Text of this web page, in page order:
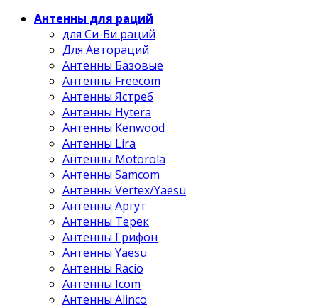
Антенны для раций
для Си-Би раций
Для Автораций
Антенны Базовые
Антенны Freecom
Антенны Ястреб
Антенны Hytera
Антенны Kenwood
Антенны Lira
Антенны Motorola
Антенны Samcom
Антенны Vertex/Yaesu
Антенны Аргут
Антенны Терек
Антенны Грифон
Антенны Yaesu
Антенны Racio
Антенны Icom
Антенны Alinco